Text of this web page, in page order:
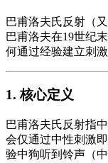
巴甫洛夫氏反射（
巴甫洛夫在19世纪
何通过经验建立刺
1. 核心定义
巴甫洛夫氏反射指
会仅通过中性刺激
验中狗听到铃声（